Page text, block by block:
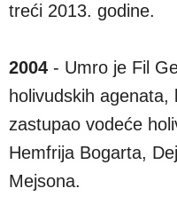
treći 2013. godine.
2004 - Umro je Fil
holivudskih agenata,
zastupao vodeće
Hemfrija Bogarta,
Mejsona.